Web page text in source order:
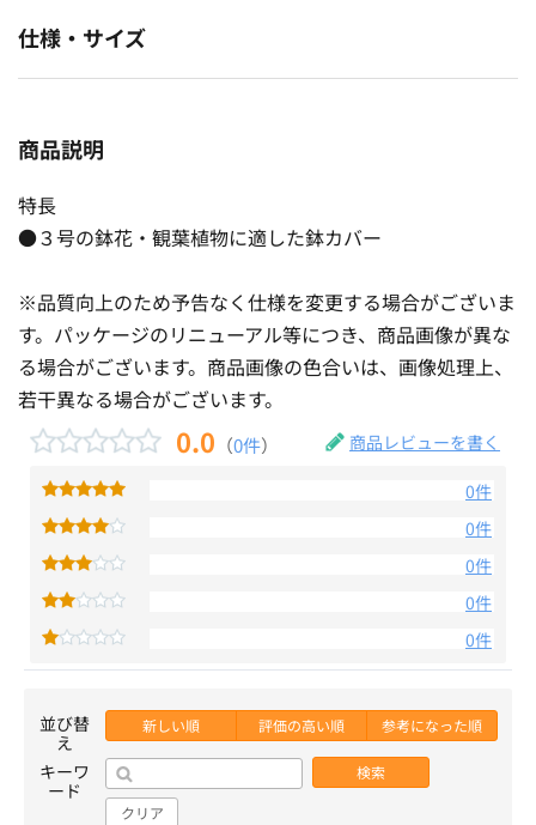
仕様・サイズ
商品説明
特長
●３号の鉢花・観葉植物に適した鉢カバー
※品質向上のため予告なく仕様を変更する場合がございま
す。パッケージのリニューアル等につき、商品画像が異な
る場合がございます。商品画像の色合いは、画像処理上、
若干異なる場合がございます。
0.0 （0件） 商品レビューを書く
0件
0件
0件
0件
0件
並び替
え
新しい順 評価の高い順 参考になった順
キーワ
ード
検索
クリア